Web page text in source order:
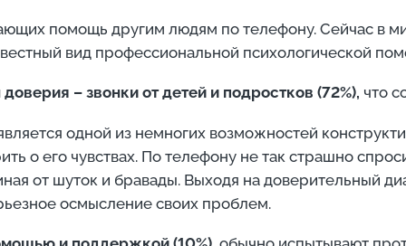
помощь другим людям по телефону. Сейчас в
вид профессиональной психологической
– звонки от детей и подростков (72%), что
одной из немногих возможностей
о его чувствах. По телефону не так страшно
от шуток и бравады. Выходя на доверительный
осмысление своих проблем.